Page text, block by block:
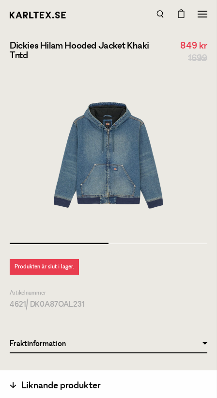
Dickies Hilam Hooded Jacket Khaki
Tntd
849 kr
1699 kr
Produkten är slut i lager.
Artikelnummer
4621/ DK0A87OAL231
Fraktinformation
Liknande produkter